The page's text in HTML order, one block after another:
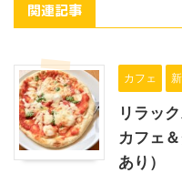
関連記事
カフェ
リラッ
カフェ
あり）